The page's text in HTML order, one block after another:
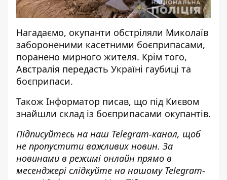
Нагадаємо, окупанти обстріляли Миколаїв
забороненими касетними боєприпасами,
поранено мирного жителя. Крім того,
Австралія передасть Україні гаубиці та
боєприпаси.
Також Інформатор писав, що під Києвом
знайшли склад із боєприпасами окупантів.
Підписуйтесь на наш Telegram-канал, щоб
не пропустити важливих новин. За
новинами в режимі онлайн прямо в
месенджері слідкуйте на нашому Telegram-